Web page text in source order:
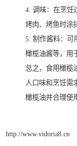
4. 调味：在烹饪
烤肉、烤鱼时涂
5. 制作酱料：可
橄榄油酱等，用
总之，食用橄榄
人口味和烹饪需
橄榄油并合理使
http://www.vidoria8.cn